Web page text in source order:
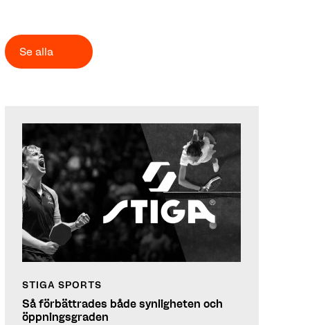
Se alla
STIGA SPORTS
Så förbättrades både synligheten och
öppningsgraden